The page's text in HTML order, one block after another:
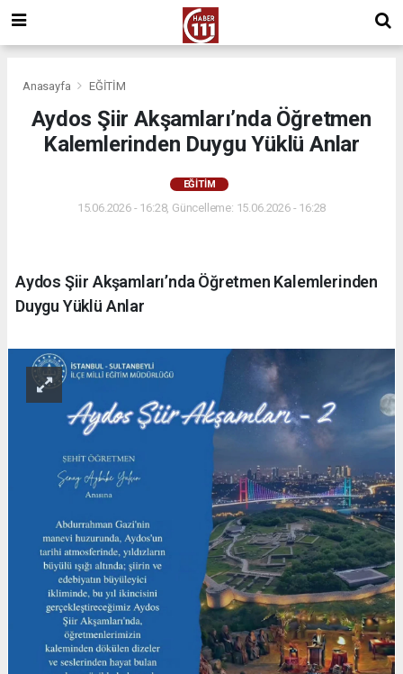
Anasayfa EĞİTİM
Aydos Şiir Akşamları’nda Öğretmen
Kalemlerinden Duygu Yüklü Anlar
EĞİTİM
15.06.2026 - 16:28, Güncelleme: 15.06.2026 - 16:28
Aydos Şiir Akşamları’nda Öğretmen Kalemlerinden
Duygu Yüklü Anlar